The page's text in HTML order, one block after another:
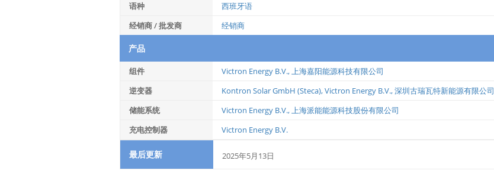
语种
西班牙语
经销商 / 批发商
经销商
产品
组件 Victron Energy B.V.,上海嘉阳能源科技有限公司
逆变器
Kontron Solar GmbH (Steca),Victron Energy B.V.,深圳古瑞瓦特新能源有限公司
储能系统
Victron Energy B.V.,上海派能能源科技股份有限公司
充电控制器
Victron Energy B.V.
最后更新 2025年5月13日